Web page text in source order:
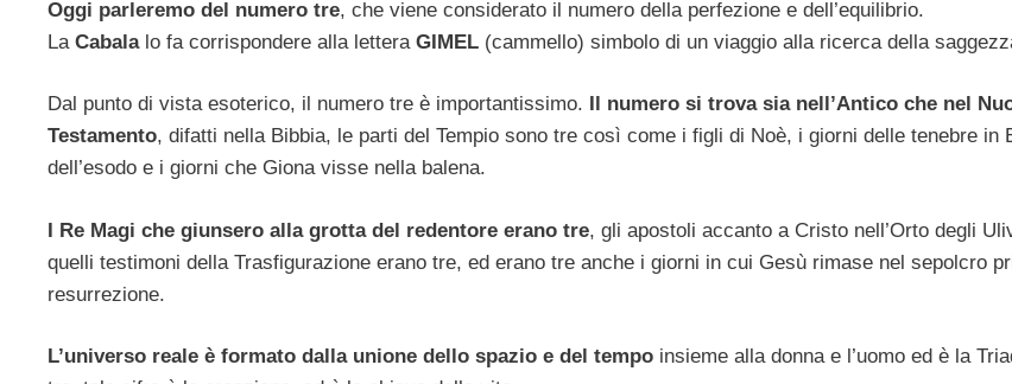
Oggi parleremo del numero tre, che viene considerato il numero della perfezione e dell’equilibrio.
La Cabala lo fa corrispondere alla lettera GIMEL (cammello) simbolo di un viaggio alla ricerca della
Dal punto di vista esoterico, il numero tre è importantissimo.
Il numero si trova sia nell’Antico che nel
Testamento, difatti nella Bibbia, le parti del Tempio sono tre così come i figli di Noè, i giorni delle tenebre in
dell’esodo e i giorni che Giona visse nella balena.
I Re Magi che giunsero alla grotta del redentore erano tre, gli apostoli accanto a Cristo nell’Orto degli
quelli testimoni della Trasfigurazione erano tre, ed erano tre anche i giorni in cui Gesù rimase nel sepolcro
resurrezione.
L’universo reale è formato dalla unione dello spazio e del tempo insieme alla donna e l’uomo ed è la